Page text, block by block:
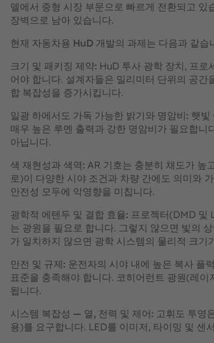
델에서 중형 시장 부문으로 빠르게 전환되고
장벽으로 남아 있습니다.
현재 자동차용 HuD 개발의 과제는 다음과 같습
크기 및 패키징 제약: HuD 투사 광학 장치, 프로
어야 합니다. 설계자들은 밀리미터 단위의 공
합 복잡성을 증가시킵니다.
일광 하에서도 가독 가능한 밝기와 명암비: 햇빛
매우 높은 루멘 출력과 강한 명암비가 필요합
아닙니다.
색 재현성과 색역: AR 기호는 충분히 채도가 높
로)이 다양한 시야 조건과 차량 간에도 의미와
안전성 모두에 악영향을 미칩니다.
광학적 에텐두 및 결합 효율: 프로젝터(DMD 및
는 광원을 필요로 합니다. 그렇지 않으면 빛의
가 일치하지 않으면 광학 시스템의 물리적 크
안전 및 규제: 운전자의 시야 내에 높은 복사 플
표준을 충족해야 합니다. 코히어런트 광원(레
됩니다.
시스템 복잡성 — 열, 전력 및 제어: 고휘도 투영
용)를 요구합니다. LED를 이미저, 타이밍 및 센